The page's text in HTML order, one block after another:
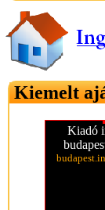
Kiemelt
Kiadó